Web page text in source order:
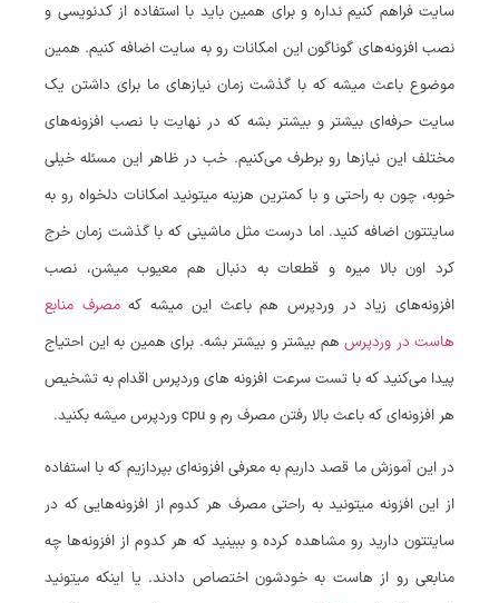
سایت فراهم کنیم نداره و برای همین باید با استفاده از کدنویسی و
نصب افزونه‌های گوناگون این امکانات رو به سایت اضافه کنیم. همین
موضوع باعث میشه که با گذشت زمان نیازهای ما برای داشتن یک
سایت حرفه‌ای بیشتر و بیشتر بشه که در نهایت با نصب افزونه‌های
مختلف این نیازها رو برطرف می‌کنیم. خب در ظاهر این مسئله خیلی
خوبه، چون به راحتی و با کمترین هزینه میتونید امکانات دلخواه رو به
سایتتون اضافه کنید. اما درست مثل ماشینی که با گذشت زمان خرج
کرد اون بالا میره و قطعات به دنبال هم معیوب میشن، نصب
افزونه‌های زیاد در وردپرس هم باعث این میشه کهمصرف منابع
هاست در وردپرس هم بیشتر و بیشتر بشه. برای همین به این احتیاج
پیدا می‌کنید که با تست سرعت افزونه های وردپرس اقدام به تشخیص
هر افزونه‌ای که باعث بالا رفتن مصرف رم و cpu وردپرس میشه بکنید.
در این آموزش ما قصد داریم به معرفی افزونه‌ای بپردازیم که با استفاده
از این افزونه میتونید به راحتی مصرف هر کدوم از افزونه‌هایی که در
سایتتون دارید رو مشاهده کرده و ببینید که هر کدوم از افزونه‌ها چه
منابعی رو از هاست به خودشون اختصاص دادند. یا اینکه میتونید